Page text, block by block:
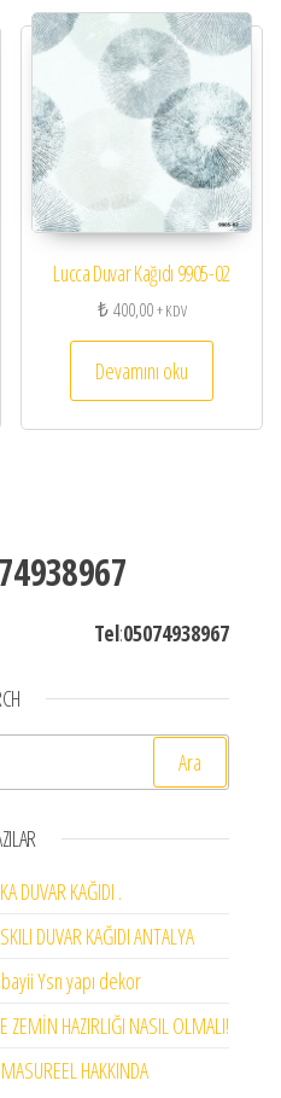
Lucca Duvar Kağıdı 9905-02
₺400,00+ KDV
Devamını oku
Tel:05074938967
DUVAR KAĞIDI .
DUVAR KAĞIDI ANTALYA
Ysn yapı dekor
ZEMİN HAZIRLIĞI NASIL OLMALI!
HAKKINDA